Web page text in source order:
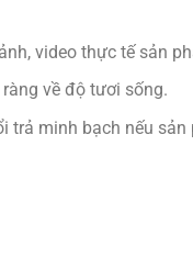
video thực tế sản
về độ tươi sống.
trả minh bạch nếu